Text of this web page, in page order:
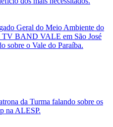
Geral do Meio Ambiente do
TV BAND VALE em São José
sobre o Vale do Paraíba.
da Turma falando sobre os
na ALESP.